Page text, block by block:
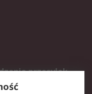
przesyłek